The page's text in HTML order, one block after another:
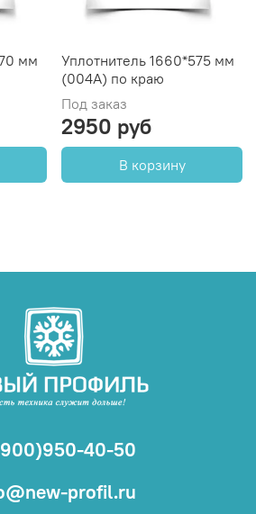
мм
Уплотнитель 1660*575 мм
(004А) по краю
Под заказ
2950 руб
В корзину
40-50
profil.ru